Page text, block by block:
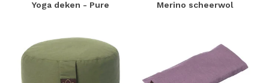
Yoga deken - Pure Merino scheerwol